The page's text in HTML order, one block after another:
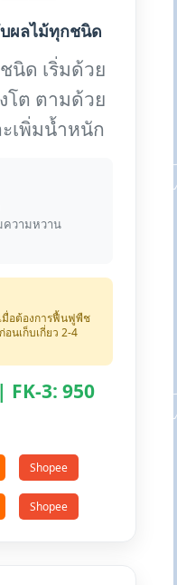
บผลไม้ทุกชนิด
นิด เริ่มด้วย
โต ตามด้วย
เพิ่มน้ำหนัก
ความหวาน
มื่อต้องการฟื้นฟูพืช
อนเก็บเกี่ยว 2-4
FK-3: 950
Shopee
Shopee